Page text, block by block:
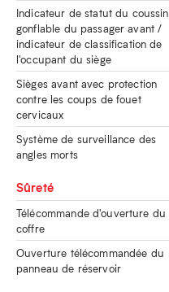
Indicateur de statut du coussin
gonflable du passager avant /
indicateur de classification de
l'occupant du siège
Sièges avant avec protection
contre les coups de fouet
cervicaux
Système de surveillance des
angles morts
Sûreté
Télécommande d'ouverture du
coffre
Ouverture télécommandée du
panneau de réservoir